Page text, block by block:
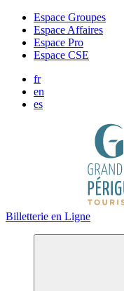
Espace Groupes
Espace Affaires
Espace Pro
Espace CSE
fr
en
es
Billetterie en Ligne